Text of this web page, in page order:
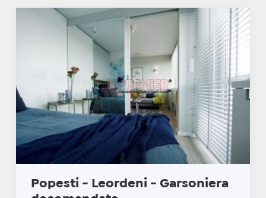
Popesti - Leordeni - Garsoniera